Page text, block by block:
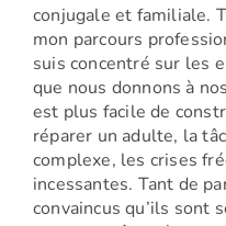
conjugale et familiale.
mon parcours
suis concentré sur les
que nous donnons à
est plus facile de
réparer un adulte, la
complexe, les crises
incessantes. Tant de
convaincus qu’ils sont